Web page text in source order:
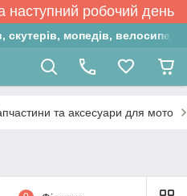
наступний робочий день
мопедів,
та аксесуари для мото